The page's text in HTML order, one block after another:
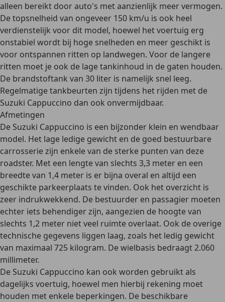
alleen bereikt door auto's met aanzienlijk meer vermogen.
De topsnelheid van ongeveer 150 km/u is ook heel
verdienstelijk voor dit model, hoewel het voertuig erg
onstabiel wordt bij hoge snelheden en meer geschikt is
voor ontspannen ritten op landwegen. Voor de langere
ritten moet je ook de lage tankinhoud in de gaten houden.
De brandstoftank van 30 liter is namelijk snel leeg.
Regelmatige tankbeurten zijn tijdens het rijden met de
Suzuki Cappuccino dan ook onvermijdbaar.
Afmetingen
De Suzuki Cappuccino is een bijzonder klein en wendbaar
model. Het lage ledige gewicht en de goed bestuurbare
carrosserie zijn enkele van de sterke punten van deze
roadster. Met een lengte van slechts 3,3 meter en een
breedte van 1,4 meter is er bijna overal en altijd een
geschikte parkeerplaats te vinden. Ook het overzicht is
zeer indrukwekkend. De bestuurder en passagier moeten
echter iets behendiger zijn, aangezien de hoogte van
slechts 1,2 meter niet veel ruimte overlaat. Ook de overige
technische gegevens liggen laag, zoals het ledig gewicht
van maximaal 725 kilogram. De wielbasis bedraagt 2.060
millimeter.
De Suzuki Cappuccino kan ook worden gebruikt als
dagelijks voertuig, hoewel men hierbij rekening moet
houden met enkele beperkingen. De beschikbare